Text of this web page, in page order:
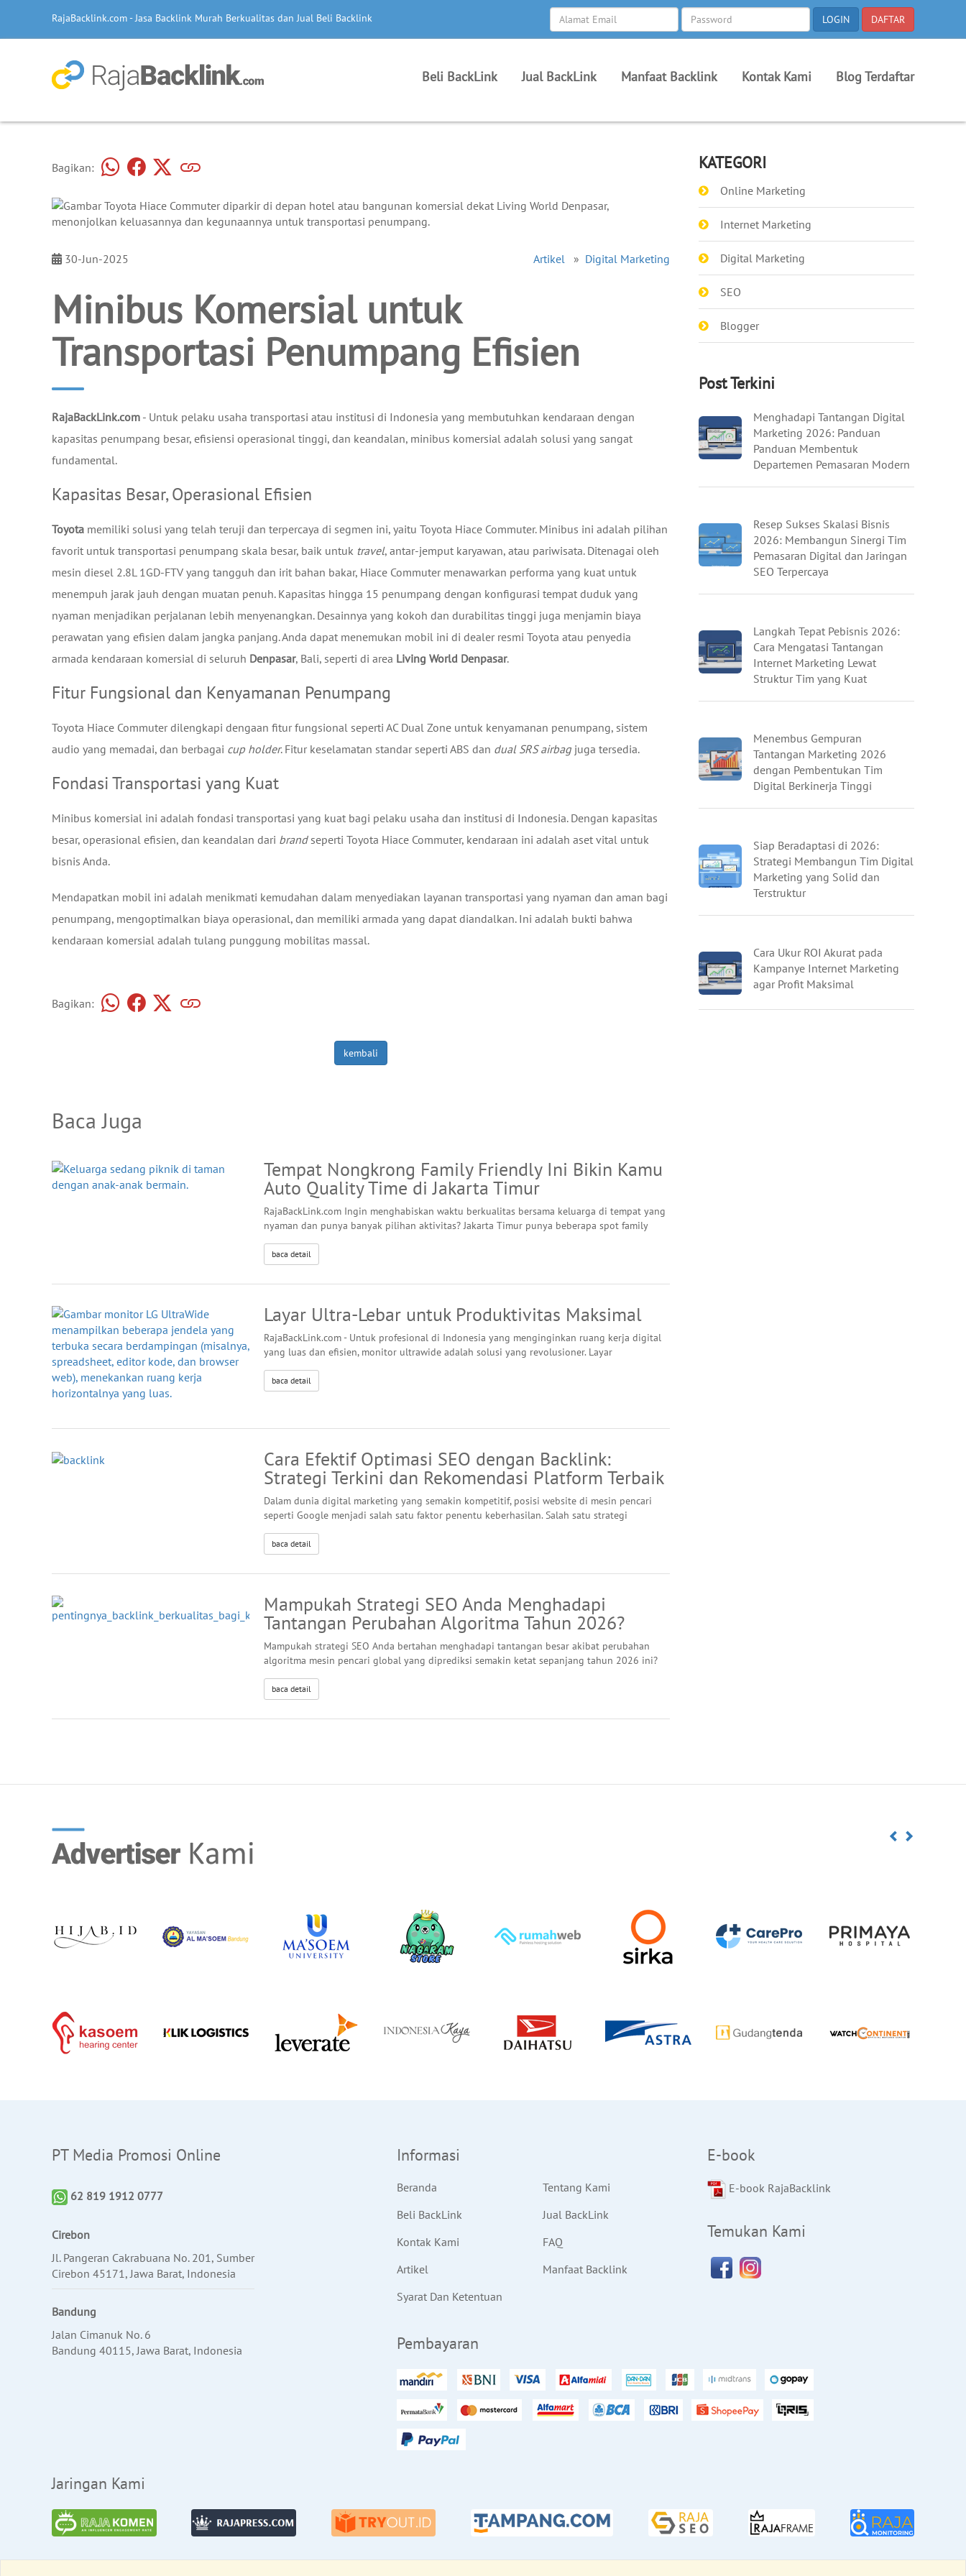
RajaBacklink.com - Jasa Backlink Murah Berkualitas dan Jual Beli Backlink
Beli BackLink Jual BackLink Manfaat Backlink Kontak Kami Blog Terdaftar
Bagikan:
30-Jun-2025 Artikel » Digital Marketing
Minibus Komersial untuk
Transportasi Penumpang Efisien
RajaBackLink.com - Untuk pelaku usaha transportasi atau institusi di Indonesia yang membutuhkan kendaraan dengan
kapasitas penumpang besar, efisiensi operasional tinggi, dan keandalan, minibus komersial adalah solusi yang sangat
fundamental.
Kapasitas Besar, Operasional Efisien
Toyota memiliki solusi yang telah teruji dan terpercaya di segmen ini, yaitu Toyota Hiace Commuter. Minibus ini adalah pilihan
favorit untuk transportasi penumpang skala besar, baik untuk travel, antar-jemput karyawan, atau pariwisata. Ditenagai oleh
mesin diesel 2.8L 1GD-FTV yang tangguh dan irit bahan bakar, Hiace Commuter menawarkan performa yang kuat untuk
menempuh jarak jauh dengan muatan penuh. Kapasitas hingga 15 penumpang dengan konfigurasi tempat duduk yang
nyaman menjadikan perjalanan lebih menyenangkan. Desainnya yang kokoh dan durabilitas tinggi juga menjamin biaya
perawatan yang efisien dalam jangka panjang. Anda dapat menemukan mobil ini di dealer resmi Toyota atau penyedia
armada kendaraan komersial di seluruh Denpasar, Bali, seperti di area Living World Denpasar.
Fitur Fungsional dan Kenyamanan Penumpang
Toyota Hiace Commuter dilengkapi dengaan fitur fungsional seperti AC Dual Zone untuk kenyamanan penumpang, sistem
audio yang memadai, dan berbagai cup holder. Fitur keselamatan standar seperti ABS dan dual SRS airbag juga tersedia.
Fondasi Transportasi yang Kuat
Minibus komersial ini adalah fondasi transportasi yang kuat bagi pelaku usaha dan institusi di Indonesia. Dengan kapasitas
besar, operasional efisien, dan keandalan dari brandseperti Toyota Hiace Commuter, kendaraan ini adalah aset vital untuk
bisnis Anda.
Mendapatkan mobil ini adalah menikmati kemudahan dalam menyediakan layanan transportasi yang nyaman dan aman bagi
penumpang, mengoptimalkan biaya operasional, dan memiliki armada yang dapat diandalkan. Ini adalah bukti bahwa
kendaraan komersial adalah tulang punggung mobilitas massal.
Bagikan:
kembali
Baca Juga
Tempat Nongkrong Family Friendly Ini Bikin Kamu
Auto Quality Time di Jakarta Timur
RajaBackLink.com Ingin menghabiskan waktu berkualitas bersama keluarga di tempat yang
nyaman dan punya banyak pilihan aktivitas? Jakarta Timur punya beberapa spot family
baca detail
Layar Ultra-Lebar untuk Produktivitas Maksimal
RajaBackLink.com - Untuk profesional di Indonesia yang menginginkan ruang kerja digital
yang luas dan efisien, monitor ultrawide adalah solusi yang revolusioner. Layar
baca detail
Cara Efektif Optimasi SEO dengan Backlink:
Strategi Terkini dan Rekomendasi Platform Terbaik
Dalam dunia digital marketing yang semakin kompetitif, posisi website di mesin pencari
seperti Google menjadi salah satu faktor penentu keberhasilan. Salah satu strategi
baca detail
Mampukah Strategi SEO Anda Menghadapi
Tantangan Perubahan Algoritma Tahun 2026?
Mampukah strategi SEO Anda bertahan menghadapi tantangan besar akibat perubahan
algoritma mesin pencari global yang diprediksi semakin ketat sepanjang tahun 2026 ini?
baca detail
KATEGORI
Online Marketing
Internet Marketing
Digital Marketing
SEO
Blogger
Post Terkini
Menghadapi Tantangan Digital
Marketing 2026: Panduan
Panduan Membentuk
Departemen Pemasaran Modern
Resep Sukses Skalasi Bisnis
2026: Membangun Sinergi Tim
Pemasaran Digital dan Jaringan
SEO Terpercaya
Langkah Tepat Pebisnis 2026:
Cara Mengatasi Tantangan
Internet Marketing Lewat
Struktur Tim yang Kuat
Menembus Gempuran
Tantangan Marketing 2026
dengan Pembentukan Tim
Digital Berkinerja Tinggi
Siap Beradaptasi di 2026:
Strategi Membangun Tim Digital
Marketing yang Solid dan
Terstruktur
Cara Ukur ROI Akurat pada
Kampanye Internet Marketing
agar Profit Maksimal
PT Media Promosi Online
62 819 1912 0777
Cirebon
Jl. Pangeran Cakrabuana No. 201, Sumber
Cirebon 45171, Jawa Barat, Indonesia
Bandung
Jalan Cimanuk No. 6
Bandung 40115, Jawa Barat, Indonesia
Informasi
Beranda
Tentang Kami
Beli BackLink
Jual BackLink
Kontak Kami
FAQ
Artikel
Manfaat Backlink
Syarat Dan Ketentuan
E-book
E-book RajaBacklink
Temukan Kami
Pembayaran
Jaringan Kami